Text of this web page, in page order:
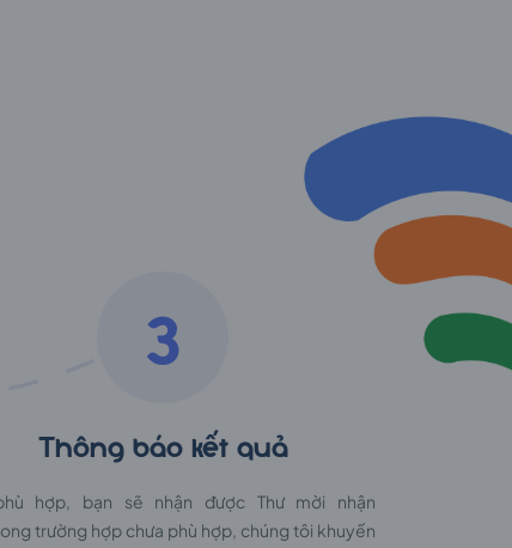
3
Thông báo kết quả
hợp, bạn sẽ nhận được Thư mời nhận
trường hợp chưa phù hợp, chúng tôi khuyến